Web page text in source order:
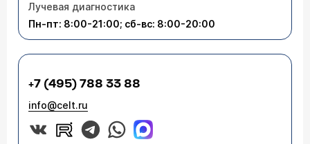
Лучевая диагностика
Пн-пт: 8:00-21:00; сб-вс: 8:00-20:00
+7 (495) 788 33 88
info@celt.ru